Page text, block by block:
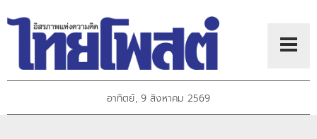
อาทิตย์, 9 สิงหาคม 2569